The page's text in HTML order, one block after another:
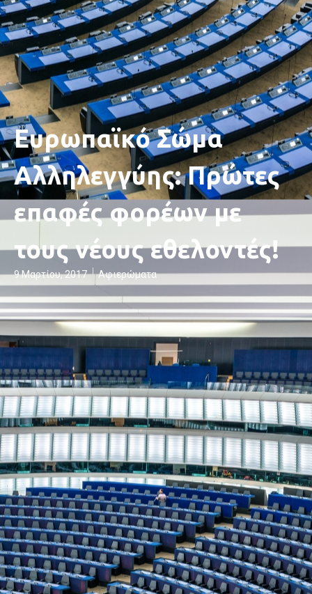
Ευρωπαϊκό Σώμα
Αλληλεγγύης: Πρώτες
επαφές φορέων με
τους νέους εθελοντές!
9 Μαρτίου, 2017 Αφιερώματα